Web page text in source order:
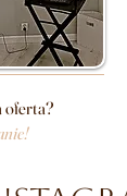
oferta?